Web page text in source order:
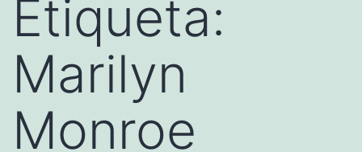
Etiqueta:
Marilyn
Monroe